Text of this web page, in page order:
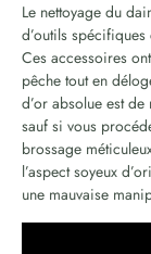
Le nettoyage du
d’outils
Ces accessoires
pêche tout en
d’or absolue est
sauf si vous
brossage
l’aspect soyeux
une mauvaise